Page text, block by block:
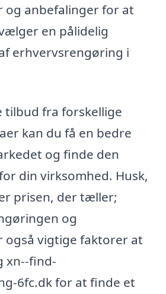
og anbefalinger for at
en pålidelig
erhvervsrengøring i
tilbud fra forskellige
kan du få en bedre
og finde den
din virksomhed. Husk,
prisen, der tæller;
og
også vigtige faktorer at
xn--find-
6fc.dk for at finde et